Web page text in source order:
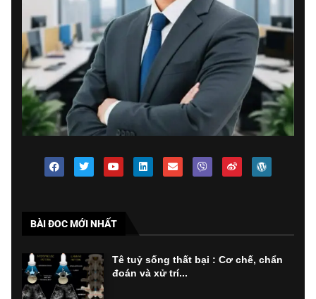
BÀI ĐOC MỚI NHẤT
Tê tuỷ sống thất bại : Cơ chế, chẩn
đoán và xử trí...